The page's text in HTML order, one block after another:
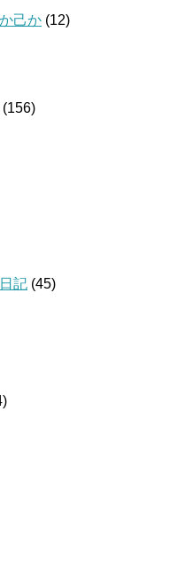
己か (12)
(156)
記 (45)